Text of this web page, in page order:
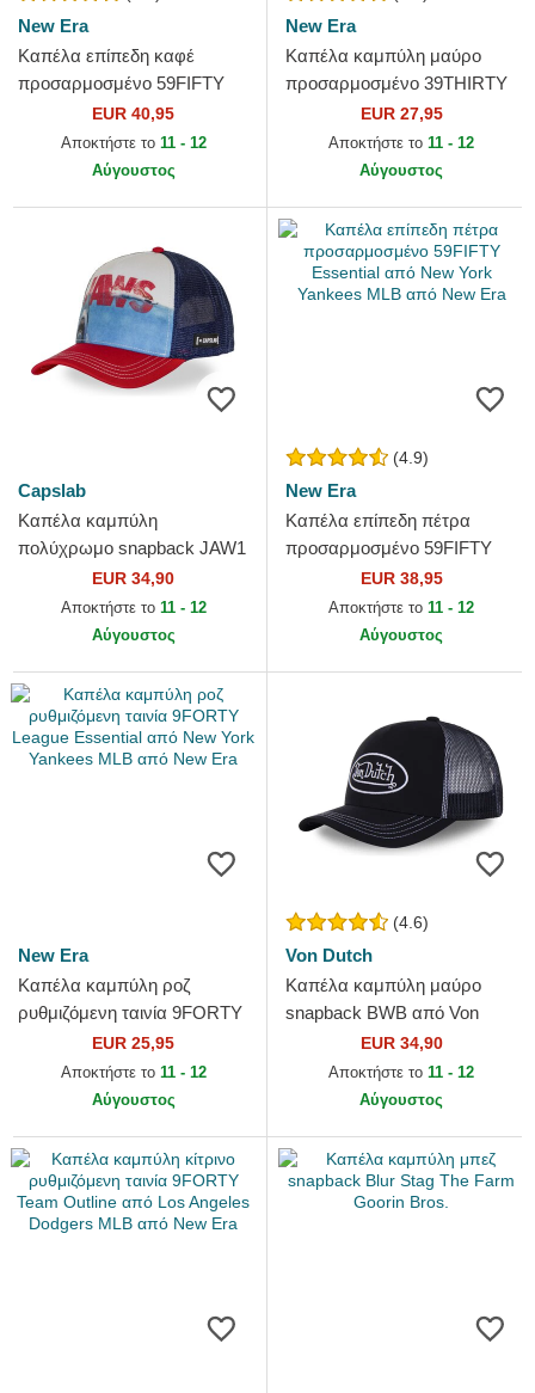
New Era
Καπέλα επίπεδη καφέ
προσαρμοσμένο 59FIFTY
Authentic On Field από San
Diego Padres MLB από New
EUR 40,95
Αποκτήστε το 11 - 12
Αύγουστος
New Era
Καπέλα καμπύλη μαύρο
προσαρμοσμένο 39THIRTY
Essential από Los Angeles
Dodgers MLB από New Era
EUR 27,95
Αποκτήστε το 11 - 12
Αύγουστος
Capslab
Καπέλα καμπύλη
πολύχρωμο snapback JAW1
JAWB Καρχαρίας από
Capslab
EUR 34,90
Αποκτήστε το 11 - 12
Αύγουστος
(4.9)
New Era
Καπέλα επίπεδη πέτρα
προσαρμοσμένο 59FIFTY
Essential από New York
Yankees MLB από New Era
EUR 38,95
Αποκτήστε το 11 - 12
Αύγουστος
New Era
Καπέλα καμπύλη ροζ
ρυθμιζόμενη ταινία 9FORTY
League Essential από New
York Yankees MLB από New
EUR 25,95
Αποκτήστε το 11 - 12
Αύγουστος
(4.6)
Von Dutch
Καπέλα καμπύλη μαύρο
snapback BWB από Von
EUR 34,90
Αποκτήστε το 11 - 12
Αύγουστος